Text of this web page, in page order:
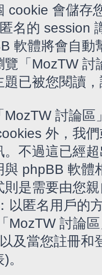
cookie 會儲存
名的 session
軟體將會自動
覽「MozTW
題已被您閱讀
MozTW 討論
外，我
。不過這已經
與 phpBB 軟體
則是需要由您
以匿名用戶的
MozTW 討論
及當您註冊和